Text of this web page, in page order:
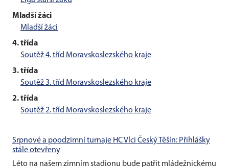
Mladší žáci
Mladší žáci
4. třída
Soutěž 4. tříd Moravskoslezského kraje
3. třída
Soutěž 3. tříd Moravskoslezského kraje
2. třída
Soutěž 2. tříd Moravskoslezského kraje
Srpnové a poodzimní turnaje HC Vlci Český Těšín: Přihlášky
stále otevřeny
Léto na našem zimním stadionu bude patřit mládežnickému